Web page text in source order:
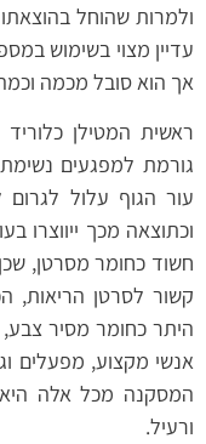
ולמרות שהוחל
עדיין מצוי בשימוש
אך הוא סובל מכמה
ראשית המטילן
גורמת למפגעים
עור הגוף עלול
וכתוצאה מכך ייווצרו
חשוד כחומר מסרטן,
קשור לסרטן הריאות,
היתר כחומר מסיר צבע,
אנשי מקצוע, מפעלים
המסקנה מכל אלה היא
ורעיל.